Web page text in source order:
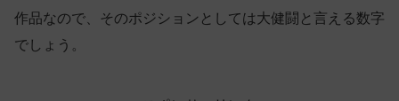
作品なので、そのポジションとしては大健闘と言える数字
でしょう。